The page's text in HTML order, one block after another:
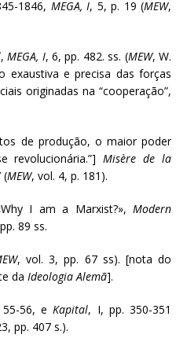
1846, MEGA, I, 5, p. 19 (MEW,
,MEGA, I, 6, pp. 482. ss. (MEW, W.
exaustiva e precisa das forças
originadas na “cooperação”,
de produção, o maior poder
revolucionária.”]Misère de la
(MEW, vol. 4, p. 181).
I am a Marxist?», Modern
89 ss.
, vol. 3, pp. 67 ss). [nota do
da Ideologia Alemã].
56, e Kapital, I, pp. 350-351
pp. 407 s.).